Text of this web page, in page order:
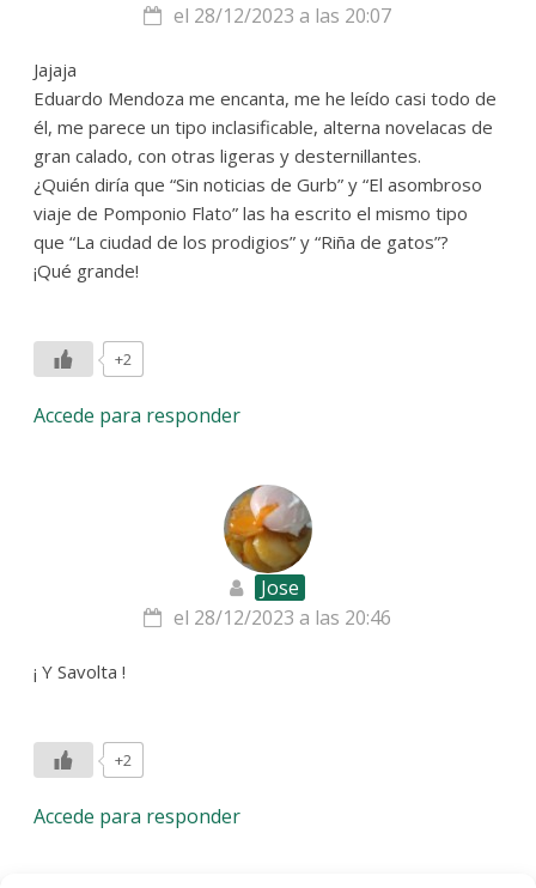
el 28/12/2023 a las 20:07
Jajaja
Eduardo Mendoza me encanta, me he leído casi todo de
él, me parece un tipo inclasificable, alterna novelacas de
gran calado, con otras ligeras y desternillantes.
¿Quién diría que “Sin noticias de Gurb” y “El asombroso
viaje de Pomponio Flato” las ha escrito el mismo tipo
que “La ciudad de los prodigios” y “Riña de gatos”?
¡Qué grande!
+2
Accede para responder
Jose
el 28/12/2023 a las 20:46
¡ Y Savolta !
+2
Accede para responder